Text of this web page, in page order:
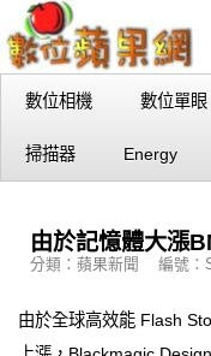
數位相機 數位單眼
掃描器 Energy
由於記憶體大漲
分類：蘋果新聞 編號：
由於全球高效能 Flash